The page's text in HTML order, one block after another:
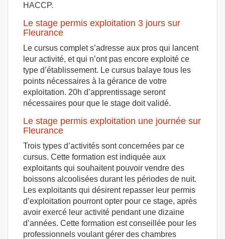
HACCP.
Le stage permis exploitation 3 jours sur
Fleurance
Le cursus complet s’adresse aux pros qui lancent
leur activité, et qui n’ont pas encore exploité ce
type d’établissement. Le cursus balaye tous les
points nécessaires à la gérance de votre
exploitation. 20h d’apprentissage seront
nécessaires pour que le stage doit validé.
Le stage permis exploitation une journée sur
Fleurance
Trois types d’activités sont concernées par ce
cursus. Cette formation est indiquée aux
exploitants qui souhaitent pouvoir vendre des
boissons alcoolisées durant les périodes de nuit.
Les exploitants qui désirent repasser leur permis
d’exploitation pourront opter pour ce stage, après
avoir exercé leur activité pendant une dizaine
d’années. Cette formation est conseillée pour les
professionnels voulant gérer des chambres